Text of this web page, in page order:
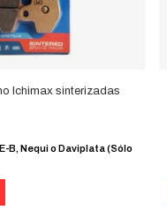
Ichimax sinterizadas
B, Nequi o Daviplata (Sólo